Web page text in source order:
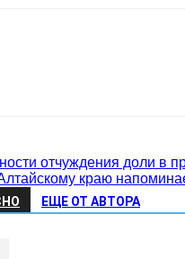
отчуждения доли в
краю
ЕЩЕ ОТ АВТОРА